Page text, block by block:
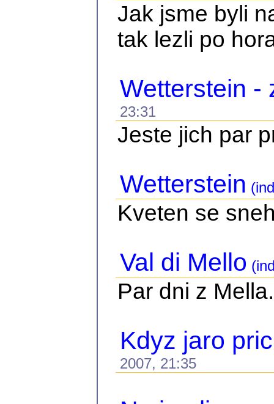
Jak jsme byli
tak lezli po
Wetterstein -
23:31
Jeste jich par
Wetterstein
Kveten se
Val di Mello
Par dni z Mella.
Kdyz jaro
2007, 21:35